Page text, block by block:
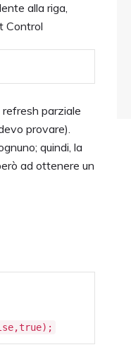
alla riga,
Control
parziale
provare).
quindi, la
ad ottenere un